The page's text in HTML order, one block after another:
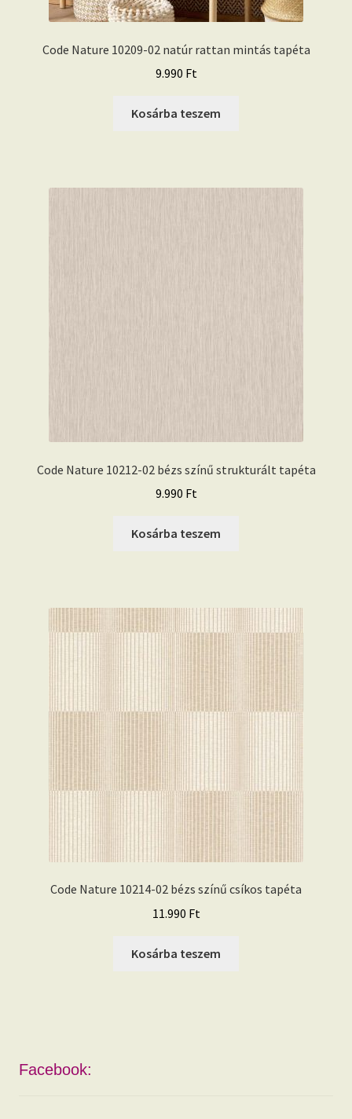
Code Nature 10209-02 natúr rattan mintás tapéta
9.990 Ft
Kosárba teszem
Code Nature 10212-02 bézs színű strukturált tapéta
9.990 Ft
Kosárba teszem
Code Nature 10214-02 bézs színű csíkos tapéta
11.990 Ft
Kosárba teszem
Facebook: